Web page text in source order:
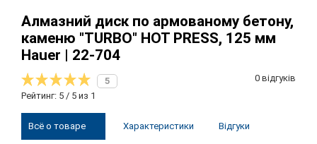
Алмазний диск по армованому бетону,
каменю "TURBO" HOT PRESS, 125 мм
Hauer | 22-704
5
Рейтинг: 5 / 5 из 1
0 відгуків
Всё о товаре Характеристики Відгуки